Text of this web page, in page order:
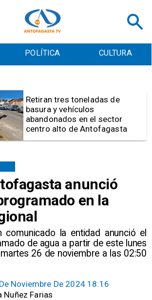
POLÍTICA CULTURA
anunció
en la
la entidad anunció el
de agua a partir de este lunes
26 de noviembre a las 02:50
Noviembre De 2024 18:16
Nuñez Farias
Bajo el estándar: Hospitales de
Antofagasta y Calama no
cumplen con indicadores de
gestión del Minsal